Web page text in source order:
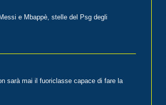
e Mbappè, stelle del Psg degli
sarà mai il fuoriclasse capace di fare la